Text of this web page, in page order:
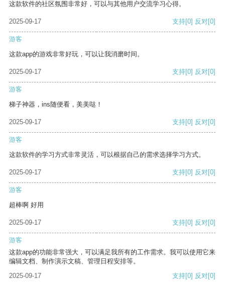
这款软件的社区氛围非常好，可以与其他用户交流学习心得。
2025-09-17 支持[0] 反对[0]
游客
这款app的游戏非常好玩，可以让我消磨时间。
2025-09-17 支持[0] 反对[0]
游客
梯子神器，ins随便看，美美哒！
2025-09-17 支持[0] 反对[0]
游客
这款软件的学习方式非常灵活，可以根据自己的需求选择学习方式。
2025-09-17 支持[0] 反对[0]
游客
超棒啊 好用
2025-09-17 支持[0] 反对[0]
游客
这款app的功能非常强大，可以满足我所有的工作需求。我可以使用它来
编辑文档、制作演示文稿、管理日程安排等。
2025-09-17
支持[0] 反对[0]